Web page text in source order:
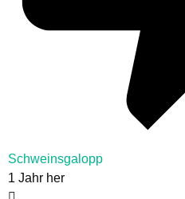
Schweinsgalopp
1 Jahr her